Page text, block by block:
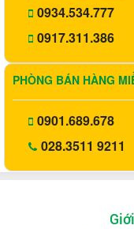
0934.534.777
0917.311.386
PHÒNG BÁN HÀNG
0901.689.678
028.3511 9211